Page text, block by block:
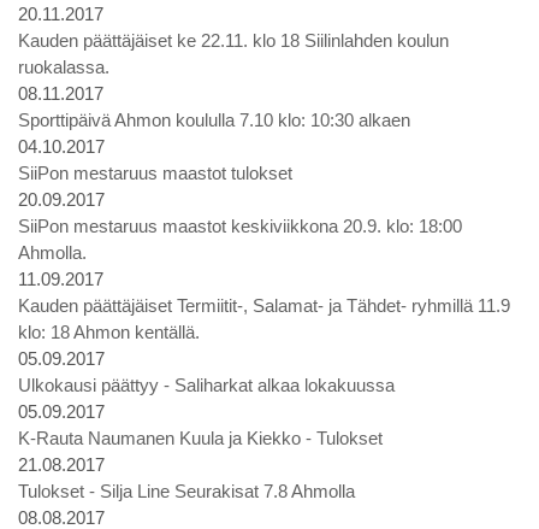
20.11.2017
Kauden päättäjäiset ke 22.11. klo 18 Siilinlahden koulun
ruokalassa.
08.11.2017
Sporttipäivä Ahmon koululla 7.10 klo: 10:30 alkaen
04.10.2017
SiiPon mestaruus maastot tulokset
20.09.2017
SiiPon mestaruus maastot keskiviikkona 20.9. klo: 18:00
Ahmolla.
11.09.2017
Kauden päättäjäiset Termiitit-, Salamat- ja Tähdet- ryhmillä 11.9
klo: 18 Ahmon kentällä.
05.09.2017
Ulkokausi päättyy - Saliharkat alkaa lokakuussa
05.09.2017
K-Rauta Naumanen Kuula ja Kiekko - Tulokset
21.08.2017
Tulokset - Silja Line Seurakisat 7.8 Ahmolla
08.08.2017